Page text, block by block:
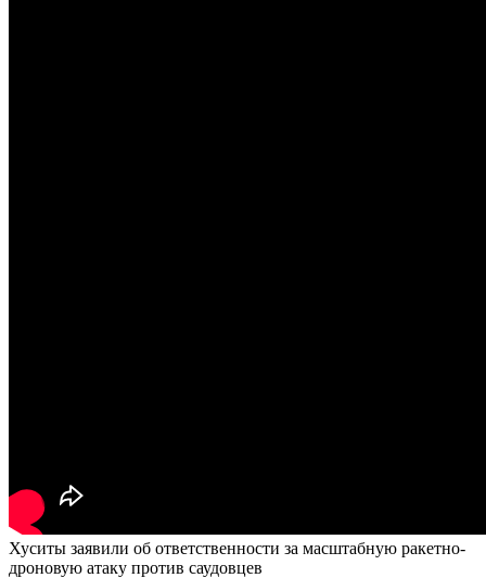
Хуситы заявили об ответственности за масштабную ракетно-
дроновую атаку против саудовцев